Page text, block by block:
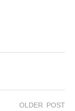
OLDER POST